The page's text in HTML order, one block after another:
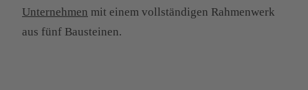
Unternehmen mit einem vollständigen Rahmenwerk
aus fünf Bausteinen.